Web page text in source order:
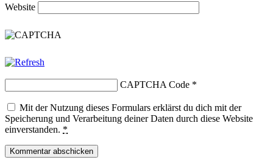
Website
CAPTCHA Code *
Mit der Nutzung dieses Formulars erklärst du dich mit der
Speicherung und Verarbeitung deiner Daten durch diese Website
einverstanden. *